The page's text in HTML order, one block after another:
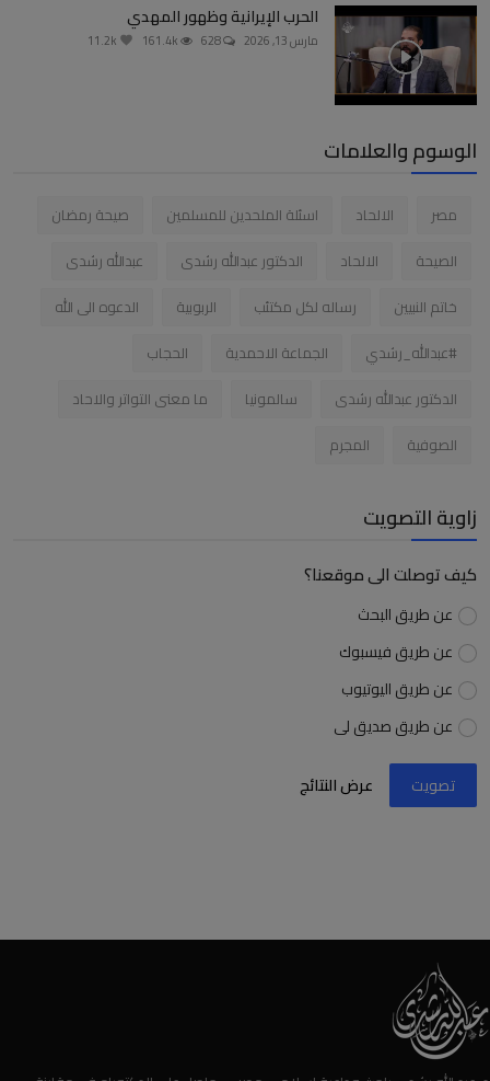
الحرب الإيرانية وظهور المهدي
مارس 13, 2026
الوسوم والعلامات
مصر الالحاد اسئلة الملحدين للمسلمين
صيحة رمضان
الصيحة
الالحاد الدكتور عبدالله رشدى
عبدالله رشدى
خاتم النبيين
رساله لكل مكتئب الربوبية
الدعوه الى الله
#عبدالله_رشدي
الجماعة الاحمدية
الحجاب
الدكتور عبدالله رشدى
سالمونيا
ما معنى التواتر والاحاد
الصوفية
المجرم
زاوية التصويت
كيف توصلت الى موقعنا؟
عن طريق البحث
عن طريق فيسبوك
عن طريق اليوتيوب
عن طريق صديق لى
تصويت عرض النتائج